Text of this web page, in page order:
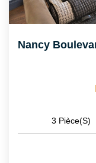
3 Pièce(s)